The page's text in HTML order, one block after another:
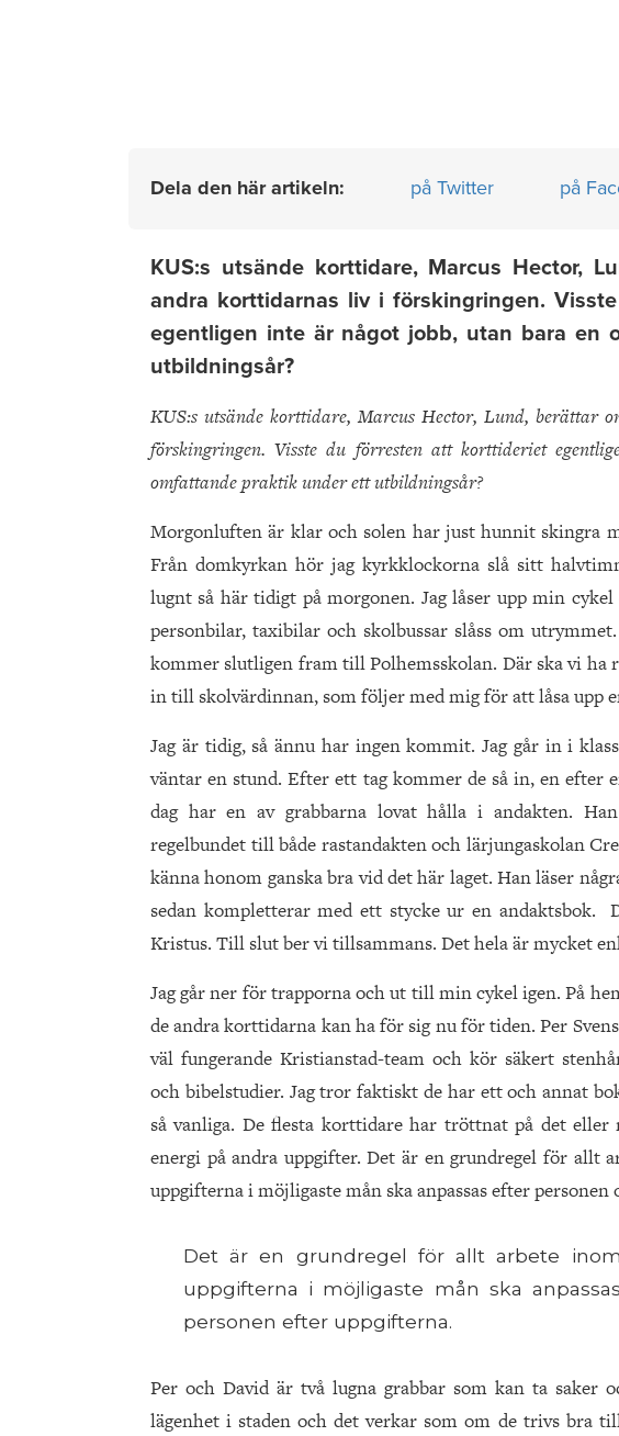
Dela den här artikeln: på Twitter på
KUS:s utsände korttidare, Marcus Hector,
andra korttidarnas liv i förskingringen.
egentligen inte är något jobb, utan bara en
utbildningsår?
KUS:s utsände korttidare, Marcus Hector, Lund, berättar
förskingringen. Visste du förresten att korttideriet
omfattande praktik under ett utbildningsår?
Morgonluften är klar och solen har just hunnit skingra
Från domkyrkan hör jag kyrkklockorna slå sitt
lugnt så här tidigt på morgonen. Jag låser upp min
personbilar, taxibilar och skolbussar slåss om
kommer slutligen fram till Polhemsskolan. Där ska vi ha
in till skolvärdinnan, som följer med mig för att låsa upp
Jag är tidig, så ännu har ingen kommit. Jag går in i
väntar en stund. Efter ett tag kommer de så in, en
dag har en av grabbarna lovat hålla i andakten.
regelbundet till både rastandakten och lärjungaskolan
känna honom ganska bra vid det här laget. Han läser
sedan kompletterar med ett stycke ur en andaktsbok.
Kristus. Till slut ber vi tillsammans. Det hela är mycket
Jag går ner för trapporna och ut till min cykel igen. På
de andra korttidarna kan ha för sig nu för tiden. Per
väl fungerande Kristianstad-team och kör säkert
och bibelstudier. Jag tror faktiskt de har ett och annat
så vanliga. De flesta korttidare har tröttnat på det
energi på andra uppgifter. Det är en grundregel för allt
uppgifterna i möjligaste mån ska anpassas efter
Det är en grundregel för allt arbete
uppgifterna i möjligaste mån ska
personen efter uppgifterna.
Per och David är två lugna grabbar som kan ta saker
lägenhet i staden och det verkar som om de trivs bra